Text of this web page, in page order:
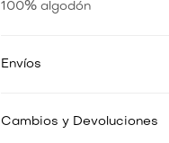
100% algodón
Envíos
Cambios y Devoluciones